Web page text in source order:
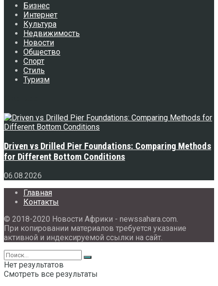
Бизнес
Интернет
Культура
Недвижимость
Новости
Общество
Спорт
Стиль
Туризм
Driven vs Drilled Pier Foundations: Comparing Methods
for Different Bottom Conditions
06.08.2026
Главная
Контакты
© 2018-2020 Новости Африки - newssahara.com.
При копировании материалов требуется указание
активной и индексируемой ссылки на сайт.
Нет результатов
Смотреть все результаты